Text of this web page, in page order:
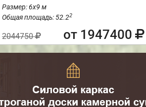
Размер: 6х9 м
Общая площадь: 52.22
2044750 от 1947400